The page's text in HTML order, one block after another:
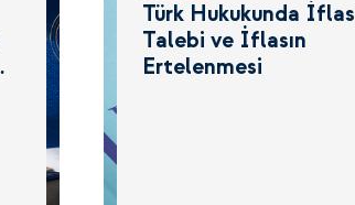
Türk Hukukunda İflas
Talebi ve İflasın
Ertelenmesi